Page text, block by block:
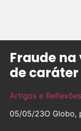
Fraude
de caráter
Artigos e Reflexões
05/05/23O Globo,